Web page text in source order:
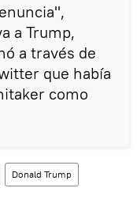
a Trump,
a través de
que había
como
Donald Trump